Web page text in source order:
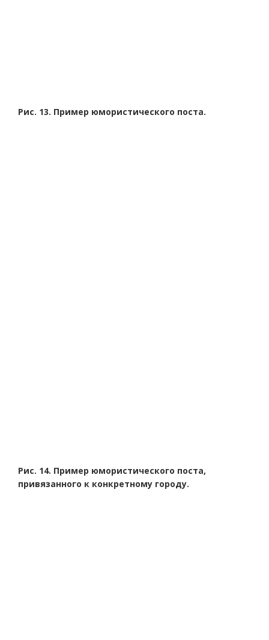
Рис. 13. Пример юмористического поста.
Рис. 14. Пример юмористического поста,
привязанного к конкретному городу.